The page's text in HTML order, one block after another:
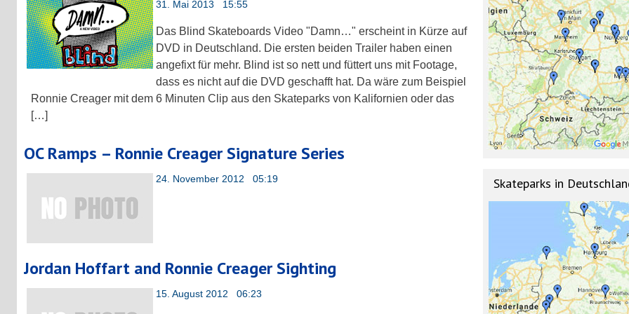
31. Mai 2013 15:55
Das Blind Skateboards Video "Damn…" erscheint in Kürze auf
DVD in Deutschland. Die ersten beiden Trailer haben einen
angefixt für mehr. Blind ist so nett und füttert uns mit Footage,
dass es nicht auf die DVD geschafft hat. Da wäre zum Beispiel
Ronnie Creager mit dem 6 Minuten Clip aus den Skateparks von Kalifornien oder das
[…]
OC Ramps – Ronnie Creager Signature Series
24. November 2012 05:19
Jordan Hoffart and Ronnie Creager Sighting
15. August 2012 06:23
Skateparks in